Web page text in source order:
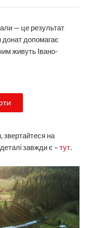
— це результат
донат допомагає
живуть Івано-
звертайтеся на
завжди є –тут.